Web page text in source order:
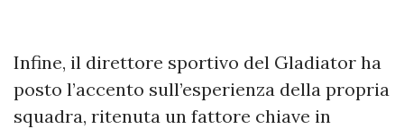
Infine, il direttore sportivo del Gladiator ha
posto l’accento sull’esperienza della propria
squadra, ritenuta un fattore chiave in